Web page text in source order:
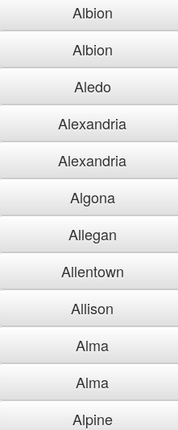
Albion
Albion
Aledo
Alexandria
Alexandria
Algona
Allegan
Allentown
Allison
Alma
Alma
Alpine